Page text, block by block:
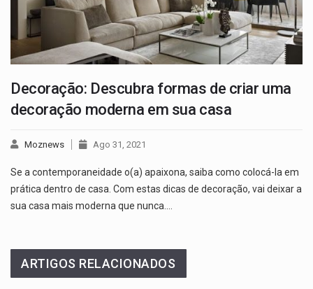
Decoração: Descubra formas de criar uma
decoração moderna em sua casa
Moznews Ago 31, 2021
Se a contemporaneidade o(a) apaixona, saiba como colocá-la em
prática dentro de casa. Com estas dicas de decoração, vai deixar a
sua casa mais moderna que nunca.…
ARTIGOS RELACIONADOS